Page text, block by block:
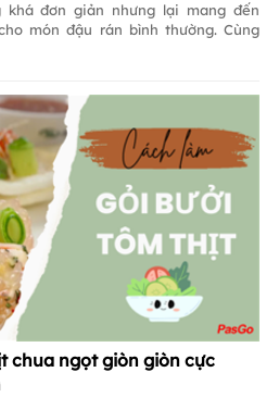
đơn giản nhưng lại mang đến
món đậu rán bình thường. Cùng
chua ngọt giòn giòn cực